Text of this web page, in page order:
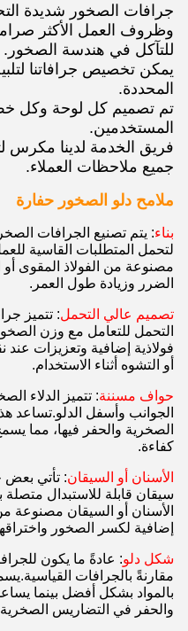
جرافات الصخور شديدة
وظروف العمل الأكثر
للتآكل في هندسة الصخور.
يمكن تخصيص جرافاتنا
المحددة.
تم تصميم كل لوحة وكل خط
المستخدمين.
فريق الخدمة لدينا مكرس
جميع ملاحظات العملاء.
ملامح دلو الصخور حفارة
بناء: يتم تصنيع الجرافات
لتحمل المتطلبات القاسية
مصنوعة من الفولاذ المقوى أو
الضرر وزيادة طول العمر.
تصميم عالي التحمل: تتميز
التحمل للتعامل مع وزن
فولاذية إضافية وتعزيزات عند
أو التشوه أثناء الاستخدام.
حواف مسننة: تتميز الدلاء
الجوانب وأسفل الدلو.تساعد
الصخرية والحفر فيها، مما
كفاءة.
الأسنان أو السيقان: تأتي بعض
سيقان قابلة للاستبدال متصلة
الأسنان أو السيقان مصنوعة
إضافية لكسر الصخور
شكل دلو: عادةً ما يكون
مقارنةً بالجرافات
بالمواد بشكل أفضل بينما
والحفر في التضاريس